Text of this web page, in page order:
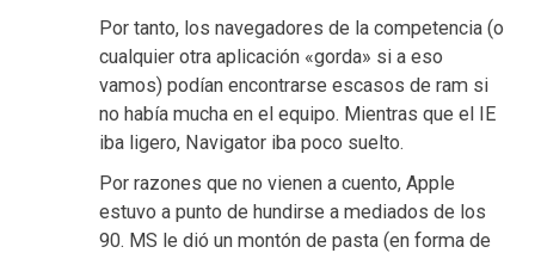
Por tanto, los navegadores de la competencia (o
cualquier otra aplicación «gorda» si a eso
vamos) podían encontrarse escasos de ram si
no había mucha en el equipo. Mientras que el IE
iba ligero, Navigator iba poco suelto.
Por razones que no vienen a cuento, Apple
estuvo a punto de hundirse a mediados de los
90. MS le dió un montón de pasta (en forma de